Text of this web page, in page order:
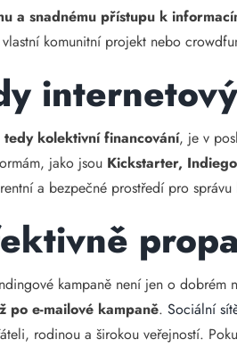
a snadnému přístupu k
komunitní projekt nebo
kolektivní financování, je v
jako jsou Kickstarter,
a bezpečné prostředí pro
kampaně není jen o
po e-mailové kampaně.Sociální
rodinou a širokou veřejností.